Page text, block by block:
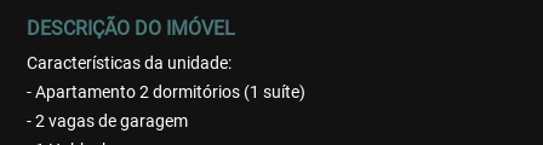
DESCRIÇÃO DO IMÓVEL
Características da unidade:
- Apartamento 2 dormitórios (1 suíte)
- 2 vagas de garagem